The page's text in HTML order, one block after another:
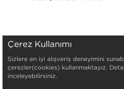
Çerez Kullanımı
Sizlere en iyi alışveriş deneyimini
çerezler(cookies) kullanmaktayız.
inceleyebilirsiniz.